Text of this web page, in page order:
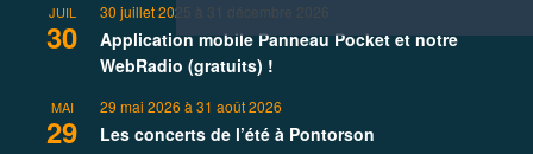
JUIL
30
30 juillet 2025 à 31 décembre 2026
Application mobile Panneau Pocket et notre
WebRadio (gratuits) !
MAI
29
29 mai 2026 à 31 août 2026
Les concerts de l’été à Pontorson